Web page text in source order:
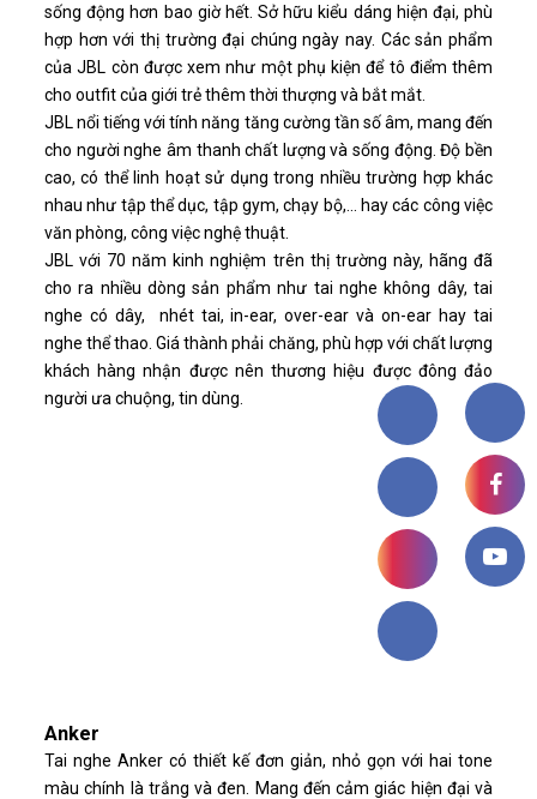
sống động hơn bao giờ hết. Sở hữu kiểu dáng hiện đại, phù
hợp hơn với thị trường đại chúng ngày nay. Các sản phẩm
của JBL còn được xem như một phụ kiện để tô điểm thêm
cho outfit của giới trẻ thêm thời thượng và bắt mắt.
JBL nổi tiếng với tính năng tăng cường tần số âm, mang đến
cho người nghe âm thanh chất lượng và sống động. Độ bền
cao, có thể linh hoạt sử dụng trong nhiều trường hợp khác
nhau như tập thể dục, tập gym, chạy bộ,... hay các công việc
văn phòng, công việc nghệ thuật.
JBL với 70 năm kinh nghiệm trên thị trường này, hãng đã
cho ra nhiều dòng sản phẩm như tai nghe không dây, tai
nghe có dây, nhét tai, in-ear, over-ear và on-ear hay tai
nghe thể thao. Giá thành phải chăng, phù hợp với chất lượng
khách hàng nhận được nên thương hiệu được đông đảo
người ưa chuộng, tin dùng.
Anker
Tai nghe Anker có thiết kế đơn giản, nhỏ gọn với hai tone
màu chính là trắng và đen. Mang đến cảm giác hiện đại và